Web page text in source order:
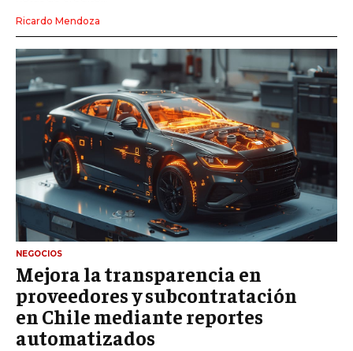
Ricardo Mendoza
NEGOCIOS
Mejora la transparencia en
proveedores y subcontratación
en Chile mediante reportes
automatizados